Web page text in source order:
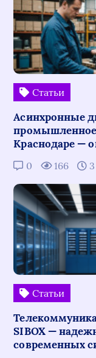
Статьи
Асинхронные
промышленное
Краснодаре —
0 166
Статьи
SIBOX —
современных